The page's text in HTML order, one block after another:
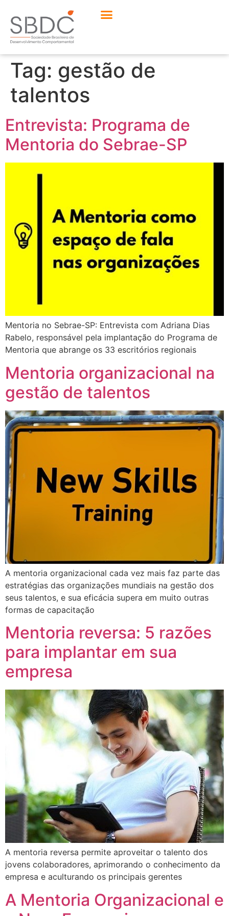
Tag: gestão de
talentos
Entrevista: Programa de
Mentoria do Sebrae-SP
Mentoria no Sebrae-SP: Entrevista com Adriana Dias
Rabelo, responsável pela implantação do Programa de
Mentoria que abrange os 33 escritórios regionais
Mentoria organizacional na
gestão de talentos
A mentoria organizacional cada vez mais faz parte das
estratégias das organizações mundiais na gestão dos
seus talentos, e sua eficácia supera em muito outras
formas de capacitação
Mentoria reversa: 5 razões
para implantar em sua
empresa
A mentoria reversa permite aproveitar o talento dos
jovens colaboradores, aprimorando o conhecimento da
empresa e aculturando os principais gerentes
A Mentoria Organizacional e